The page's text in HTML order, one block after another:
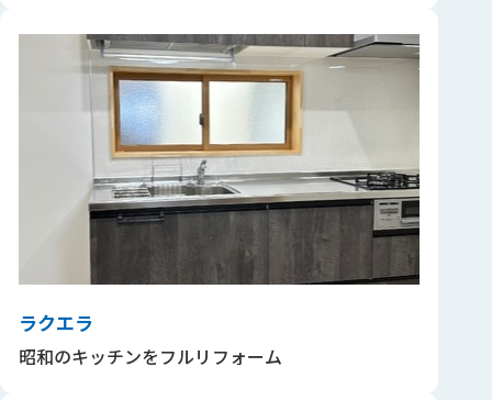
ラクエラ
昭和のキッチンをフルリフォーム